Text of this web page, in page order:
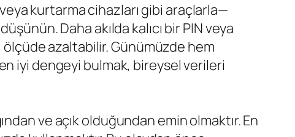
kurtarma cihazları gibi araçlarla—
Daha akılda kalıcı bir PIN veya
ölçüde azaltabilir. Günümüzde hem
iyi dengeyi bulmak, bireysel verileri
ve açık olduğundan emin olmaktır. En